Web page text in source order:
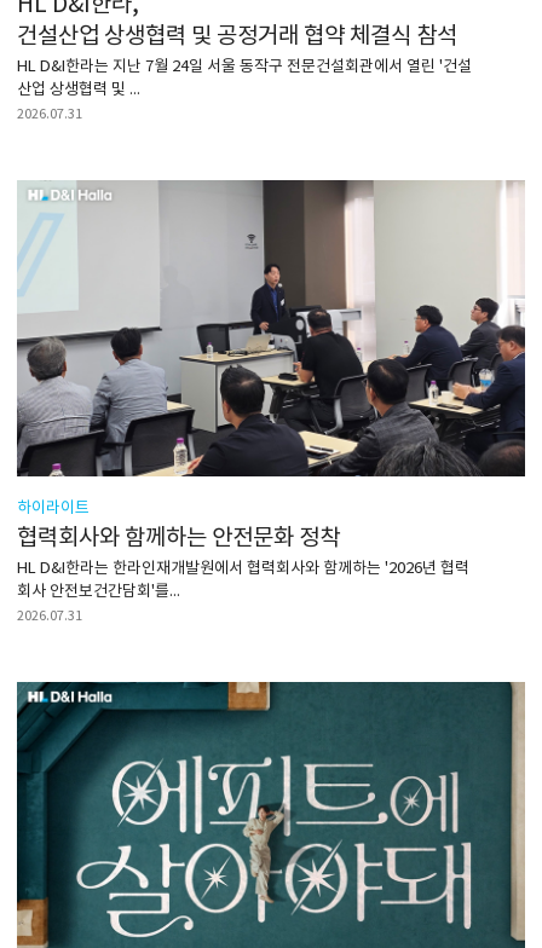
건설산업 상생협력 및 공정거래 협약 체결식 참석
HL D&I한라는 지난 7월 24일 서울 동작구 전문건설회관에서 열린 '건설
산업 상생협력 및 ...
2026.07.31
하이라이트
협력회사와 함께하는 안전문화 정착
HL D&I한라는 한라인재개발원에서 협력회사와 함께하는 '2026년 협력
회사 안전보건간담회'를...
2026.07.31